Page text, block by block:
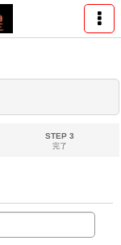
STEP 3
完了